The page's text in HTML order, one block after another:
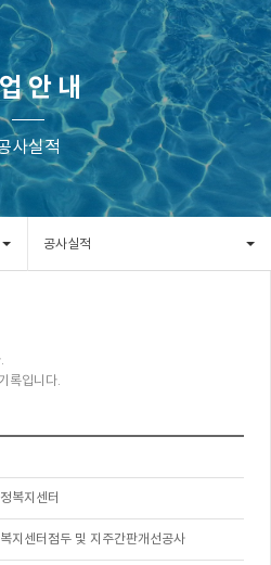
안내
사실적
공사실적
록입니다.
복지센터
지센터점두 및 지주간판개선공사